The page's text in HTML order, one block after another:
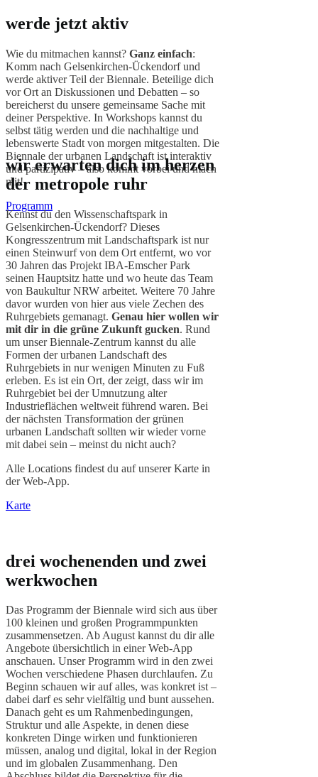
werde jetzt aktiv
Wie du mitmachen kannst? Ganz einfach:
Komm nach Gelsenkirchen-Ückendorf und
werde aktiver Teil der Biennale. Beteilige dich
vor Ort an Diskussionen und Debatten – so
bereicherst du unsere gemeinsame Sache mit
deiner Perspektive. In Workshops kannst du
selbst tätig werden und die nachhaltige und
lebenswerte Stadt von morgen mitgestalten. Die
Biennale der urbanen Landschaft ist interaktiv
und partizipativ – also kommt vorbei und mach
mit!
Programm
wir erwarten dich im herzen
der metropole ruhr
Kennst du den Wissenschaftspark in
Gelsenkirchen-Ückendorf? Dieses
Kongresszentrum mit Landschaftspark ist nur
einen Steinwurf von dem Ort entfernt, wo vor
30 Jahren das Projekt IBA-Emscher Park
seinen Hauptsitz hatte und wo heute das Team
von Baukultur NRW arbeitet. Weitere 70 Jahre
davor wurden von hier aus viele Zechen des
Ruhrgebiets gemanagt. Genau hier wollen wir
mit dir in die grüne Zukunft gucken. Rund
um unser Biennale-Zentrum kannst du alle
Formen der urbanen Landschaft des
Ruhrgebiets in nur wenigen Minuten zu Fuß
erleben. Es ist ein Ort, der zeigt, dass wir im
Ruhrgebiet bei der Umnutzung alter
Industrieflächen weltweit führend waren. Bei
der nächsten Transformation der grünen
urbanen Landschaft sollten wir wieder vorne
mit dabei sein – meinst du nicht auch?
Alle Locations findest du auf unserer Karte in
der Web-App.
Karte
drei wochenenden und zwei
werkwochen
Das Programm der Biennale wird sich aus über
100 kleinen und großen Programmpunkten
zusammensetzen. Ab August kannst du dir alle
Angebote übersichtlich in einer Web-App
anschauen. Unser Programm wird in den zwei
Wochen verschiedene Phasen durchlaufen. Zu
Beginn schauen wir auf alles, was konkret ist –
dabei darf es sehr vielfältig und bunt aussehen.
Danach geht es um Rahmenbedingungen,
Struktur und alle Aspekte, in denen diese
konkreten Dinge wirken und funktionieren
müssen, analog und digital, lokal in der Region
und im globalen Zusammenhang. Den